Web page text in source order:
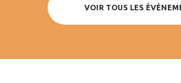
VOIR TOUS LES